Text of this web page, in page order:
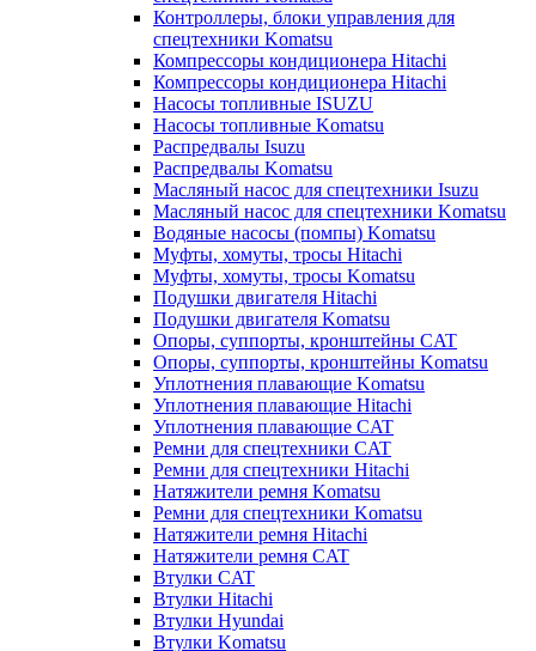
Контроллеры, блоки управления для
спецтехники Komatsu
Компрессоры кондиционера Hitachi
Компрессоры кондиционера Hitachi
Насосы топливные ISUZU
Насосы топливные Komatsu
Распредвалы Isuzu
Распредвалы Komatsu
Масляный насос для спецтехники Isuzu
Масляный насос для спецтехники Komatsu
Водяные насосы (помпы) Komatsu
Муфты, хомуты, тросы Hitachi
Муфты, хомуты, тросы Komatsu
Подушки двигателя Hitachi
Подушки двигателя Komatsu
Опоры, суппорты, кронштейны CAT
Опоры, суппорты, кронштейны Komatsu
Уплотнения плавающие Komatsu
Уплотнения плавающие Hitachi
Уплотнения плавающие CAT
Ремни для спецтехники CAT
Ремни для спецтехники Hitachi
Натяжители ремня Komatsu
Ремни для спецтехники Komatsu
Натяжители ремня Hitachi
Натяжители ремня CAT
Втулки CAT
Втулки Hitachi
Втулки Hyundai
Втулки Komatsu